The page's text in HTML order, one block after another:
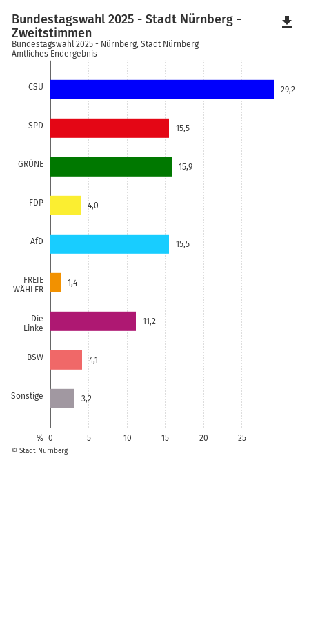
CSU
SPD
GRÜNE
FDP
AfD
FREIE
WÄHLER
Die
Linke
BSW
Sonstige
0 5 10 15 20 25
%
29,2
15,5
15,9
4,0
15,5
1,4
11,2
4,1
3,2
© Stadt Nürnberg
Bundestagswahl 2025 - Stadt Nürnberg -
Zweitstimmen
Bundestagswahl 2025 - Nürnberg, Stadt Nürnberg
Amtliches Endergebnis
file_download